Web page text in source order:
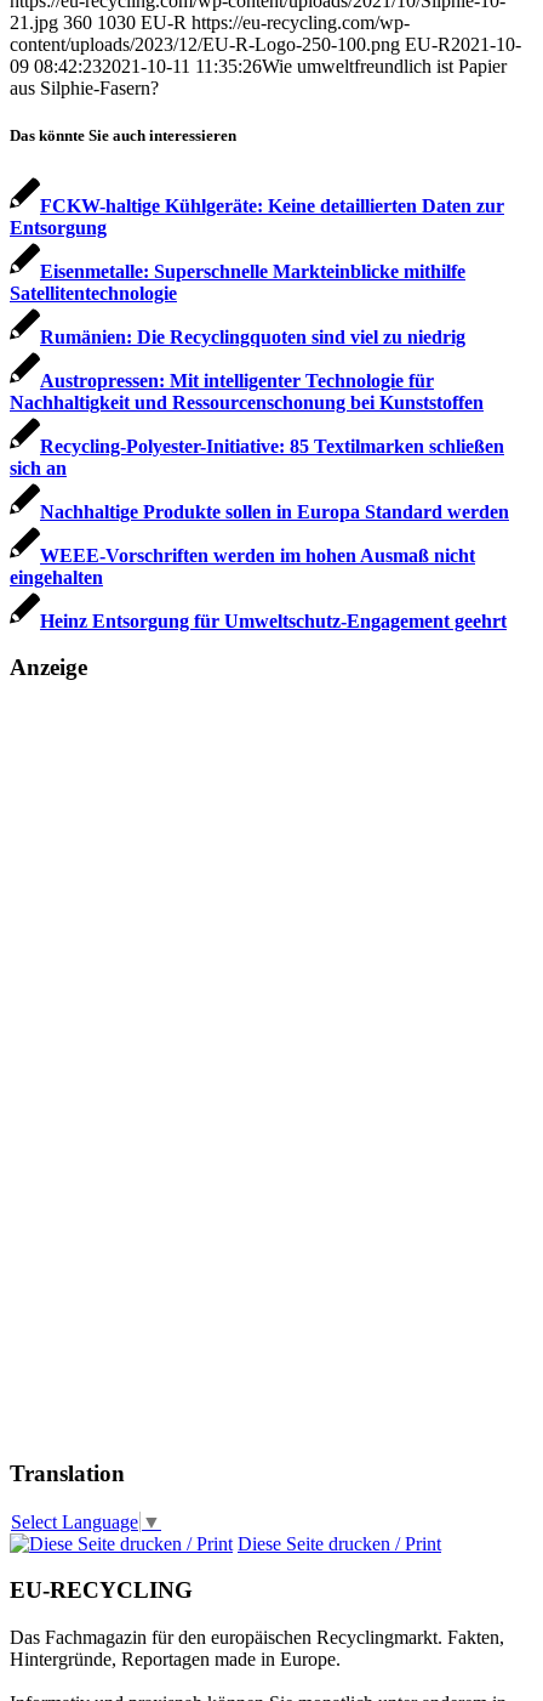
21.jpg 360 1030 EU-R https://eu-recycling.com/wp-
content/uploads/2023/12/EU-R-Logo-250-100.png EU-R2021-10-
09 08:42:232021-10-11 11:35:26Wie umweltfreundlich ist Papier
aus Silphie-Fasern?
Das könnte Sie auch interessieren
FCKW-haltige Kühlgeräte: Keine detaillierten Daten zur
Entsorgung
Eisenmetalle: Superschnelle Markteinblicke mithilfe
Satellitentechnologie
Rumänien: Die Recyclingquoten sind viel zu niedrig
Austropressen: Mit intelligenter Technologie für
Nachhaltigkeit und Ressourcenschonung bei Kunststoffen
Recycling-Polyester-Initiative: 85 Textilmarken schließen
sich an
Nachhaltige Produkte sollen in Europa Standard werden
WEEE-Vorschriften werden im hohen Ausmaß nicht
eingehalten
Heinz Entsorgung für Umweltschutz-Engagement geehrt
Anzeige
Translation
Select Language ▼
Diese Seite drucken / Print
EU-RECYCLING
Das Fachmagazin für den europäischen Recyclingmarkt. Fakten,
Hintergründe, Reportagen made in Europe.